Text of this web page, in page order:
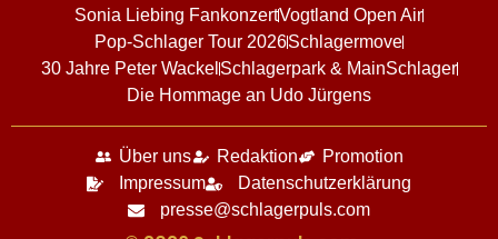
Sonia Liebing FankonzertVogtland Open Air
Pop-Schlager Tour 2026Schlagermove
30 Jahre Peter Wackel Schlagerpark & MainSchlager
Die Hommage an Udo Jürgens
Über uns Redaktion
Promotion
Impressum
Datenschutzerklärung
presse@schlagerpuls.com